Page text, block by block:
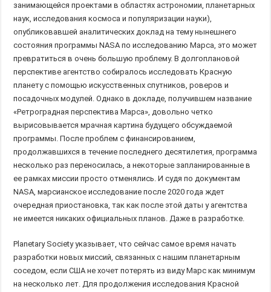
занимающейся проектами в областях астрономии, планетарных
наук, исследования космоса и популяризации науки),
опубликовавшей аналитических доклад на тему нынешнего
состояния программы NASA по исследованию Марса, это может
превратиться в очень большую проблему. В долгоплановой
перспективе агентство собиралось исследовать Красную
планету с помощью искусственных спутников, роверов и
посадочных модулей. Однако в докладе, получившем название
«Ретроградная перспектива Марса», довольно четко
вырисовывается мрачная картина будущего обсуждаемой
программы. После проблем с финансированием,
продолжавшихся в течение последнего десятилетия, программа
несколько раз переносилась, а некоторые запланированные в
ее рамках миссии просто отменялись. И судя по документам
NASA, марсианское исследование после 2020 года ждет
очередная приостановка, так как после этой даты у агентства
не имеется никаких официальных планов. Даже в разработке.
Planetary Society указывает, что сейчас самое время начать
разработки новых миссий, связанных с нашим планетарным
соседом, если США не хочет потерять из виду Марс как минимум
на несколько лет. Для продолжения исследования Красной